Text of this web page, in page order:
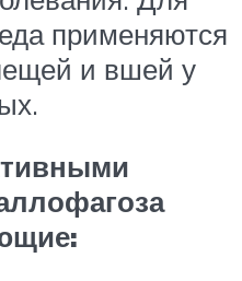
применяются
и вшей у